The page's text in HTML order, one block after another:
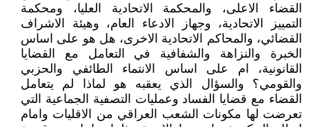
القضاء الاعلى، والمحكمة الاتحادية العليا، ومحكمة
التمييز الاتحادية، وجهاز الادعاء العام، وهيئة الاشراف
القضائي، والمحاكم الاتحادية الاخرى، هل هو على اساس
الخبرة والنزاهة والشفافية في التعامل مع القضايا
القانونية، ام على اساس الانتماء الطائفي والحزبي
والقومي؟ والسؤال الذي يعقبه هو لماذا لم يتعامل
القضاء مع قضايا الفساد وعمليات التصفية الجماعية التي
تعرضت لها مكونات الشعب العراقي من الاقليات وامام